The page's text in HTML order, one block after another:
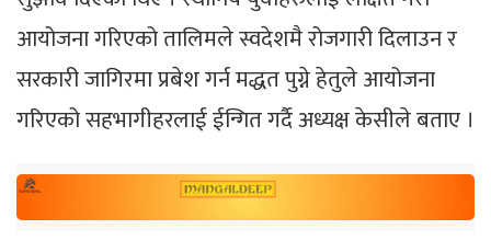
आयोजना गरिएको तालिमले स्वदेशमै रोजगारी दिलाउन र
सरकारी जागिरमा प्रबेश गर्न मद्धत पुग्ने हेतुले आयोजना
गरिएको सहभागीहरलाई ईन्गित गर्दै अध्यक्ष केसीले बताए ।